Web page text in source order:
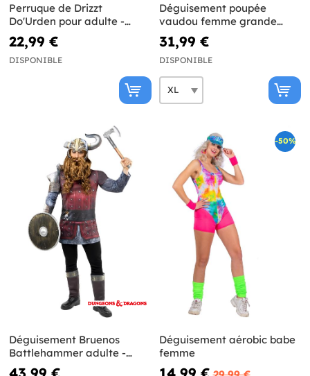
Perruque de Drizzt
Do'Urden pour adulte -
Donjons et Dragons
22,99 €
DISPONIBLE
Déguisement poupée
vaudou femme grande
taille
31,99 €
DISPONIBLE
Déguisement Bruenos
Battlehammer adulte -
Dungeons & Dragons
-50%
Déguisement aérobic babe
femme